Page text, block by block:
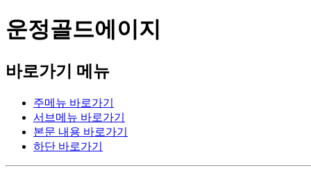
운정골드에이지
바로가기 메뉴
주메뉴 바로가기
서브메뉴 바로가기
본문 내용 바로가기
하단 바로가기